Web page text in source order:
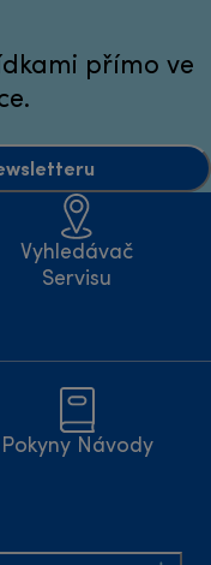
přímo ve
Vyhledávač
Servisu
Pokyny Návody